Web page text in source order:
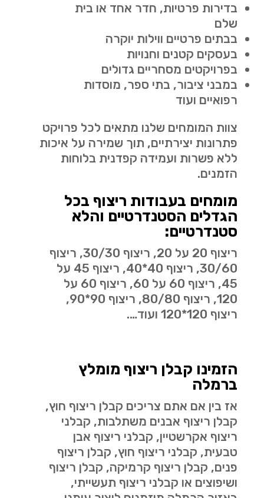
בדירות פרטיות, חדר אחד או בית
שלם
בבתים פרטיים ווילות יוקרה
בעסקים קטנים וחנויות
בפרויקטים מסחריים גדולים
במבני ציבור, בתי ספר, מוסדות
רפואיים ועוד
צוות המומחים שלנו מתאים לכל פרויקט
פתרונות יצירתיים, תוך שמירה על איכות
ללא פשרות ועמידה קפדנית בלוחות
הזמנים.
מומחים בעבודות ריצוף בכל
הגדלים הסטנדרטיים והלא
סטנדרטיים:
ריצוף 20 על 20, ריצוף 30/30, ריצוף
30/60, ריצוף 40*40, ריצוף 45 על
45, ריצוף 60 על 60, ריצוף 60 על
120, ריצוף 80/80, ריצוף 90*90,
ריצוף 120*120 ועוד….
הזמינו קבלן ריצוף מומלץ
ברמלה
אז בין אם אתם צריכים קבלן ריצוף חוץ,
קבלן ריצוף אבנים משתלבות, קבלני
ריצוף אקרשטיין, קבלני ריצוף אבן
טבעית, קבלני ריצוף חוץ, קבלן ריצוף
פנים, קבלן ריצוף קרמיקה, קבלן ריצוף
ושיפוצים או קבלני ריצוף תעשייתי,